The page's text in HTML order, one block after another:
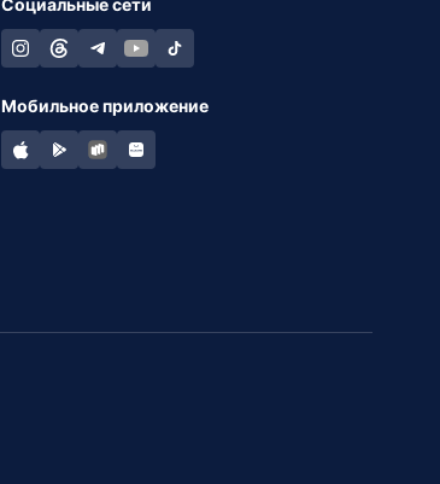
Социальные сети
Мобильное приложение